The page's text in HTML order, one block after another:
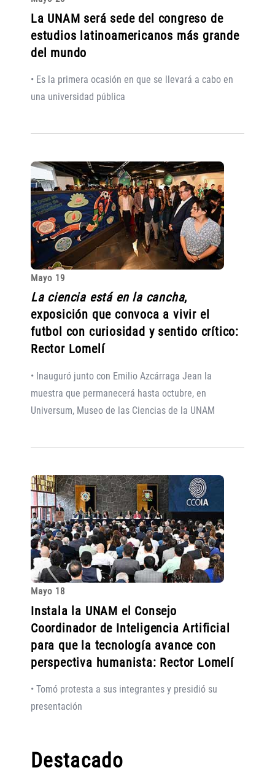
La UNAM será sede del congreso de
estudios latinoamericanos más grande
del mundo
• Es la primera ocasión en que se llevará a cabo en
una universidad pública
Mayo 19
La ciencia está en la cancha,
exposición que convoca a vivir el
futbol con curiosidad y sentido crítico:
Rector Lomelí
• Inauguró junto con Emilio Azcárraga Jean la
muestra que permanecerá hasta octubre, en
Universum, Museo de las Ciencias de la UNAM
Mayo 18
Instala la UNAM el Consejo
Coordinador de Inteligencia Artificial
para que la tecnología avance con
perspectiva humanista: Rector Lomelí
• Tomó protesta a sus integrantes y presidió su
presentación
Destacado